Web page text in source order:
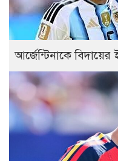
আর্জেন্টিনাকে